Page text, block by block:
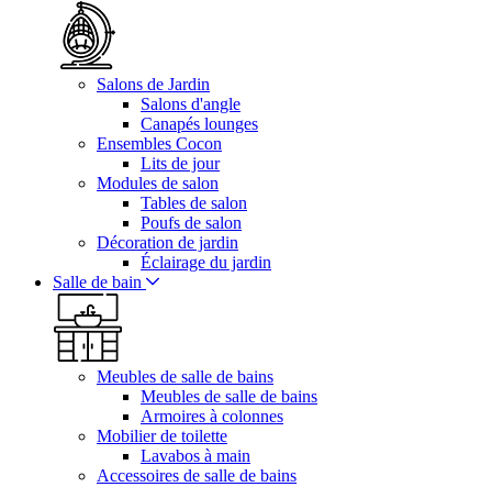
Salons de Jardin
Salons d'angle
Canapés lounges
Ensembles Cocon
Lits de jour
Modules de salon
Tables de salon
Poufs de salon
Décoration de jardin
Éclairage du jardin
Salle de bain
Meubles de salle de bains
Meubles de salle de bains
Armoires à colonnes
Mobilier de toilette
Lavabos à main
Accessoires de salle de bains